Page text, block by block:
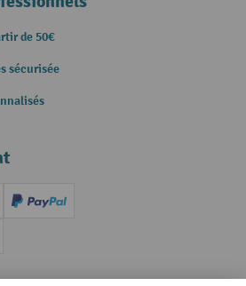
de 50€
sécurisée
(Visa)
PayPal
anticipé